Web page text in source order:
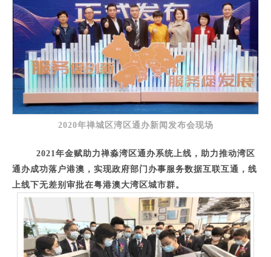
2020年禅城区湾区通办新闻发布会现场
2021年金赋助力禅淼湾区通办系统上线，助力推动湾区
通办成功落户港澳，实现政府部门办事服务数据互联互通，线
上线下无差别审批在粤港澳大湾区城市群。